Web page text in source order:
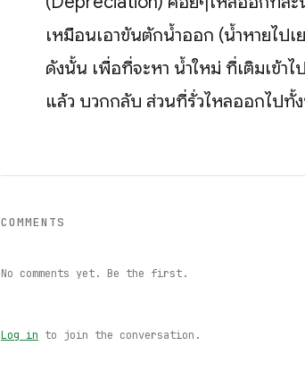
เหมือนเอาขันตักน้ำออก (น้ำหายไปเ
ดังนั้น เพื่อที่จะหา น้ำใหม่ ที่เติมเข้า
แล้ว บวกกลับ ส่วนที่รั่วไหลออกไปทั้
COMMENTS
No comments yet. Be the first.
Log in to join the conversation.